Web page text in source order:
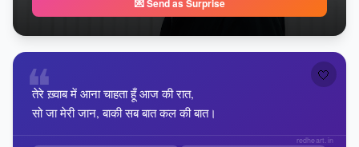
💌 Send as Surprise
🤍
❝
तेरे ख़्वाब में आना चाहता हूँ आज की रात,
सो जा मेरी जान, बाकी सब बात कल की बात।
redheart.in